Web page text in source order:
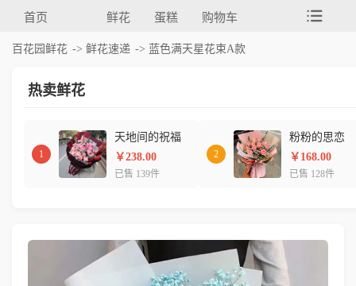
首页 鲜花 蛋糕 购物车
百花园鲜花 -> 鲜花速递 -> 蓝色满天星花束A款
热卖鲜花
1
天地间的祝福
￥238.00
已售 139件
2
粉粉的思恋
￥168.00
已售 128件